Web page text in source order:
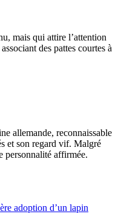
mais qui attire l’attention
des pattes courtes à
allemande, reconnaissable
et son regard vif. Malgré
personnalité affirmée.
adoption d’un lapin